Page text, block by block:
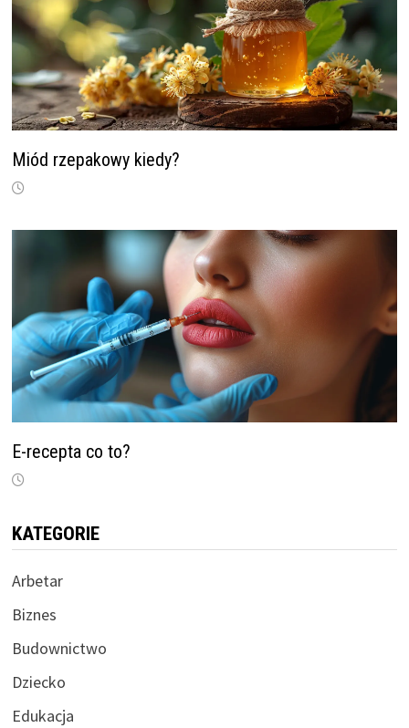
Miód rzepakowy kiedy?
E-recepta co to?
KATEGORIE
Arbetar
Biznes
Budownictwo
Dziecko
Edukacja